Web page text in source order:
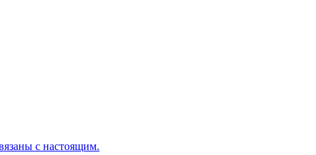
с настоящим.